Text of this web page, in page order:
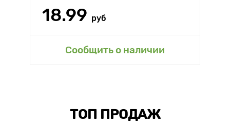
18.99 руб
Сообщить о наличии
ТОП ПРОДАЖ